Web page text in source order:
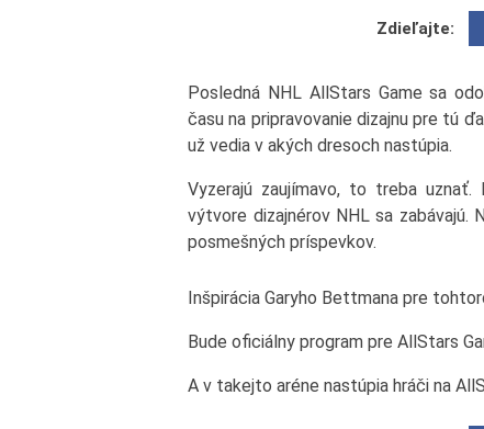
Zdieľajte:
Posledná NHL AllStars Game sa
času na pripravovanie dizajnu pre tú
už vedia v akých dresoch nastúpia.
Vyzerajú zaujímavo, to treba
výtvore dizajnérov NHL sa
posmešných príspevkov.
Inšpirácia Garyho Bettmana pre
Bude oficiálny program pre AllStars
A v takejto aréne nastúpia hráči na